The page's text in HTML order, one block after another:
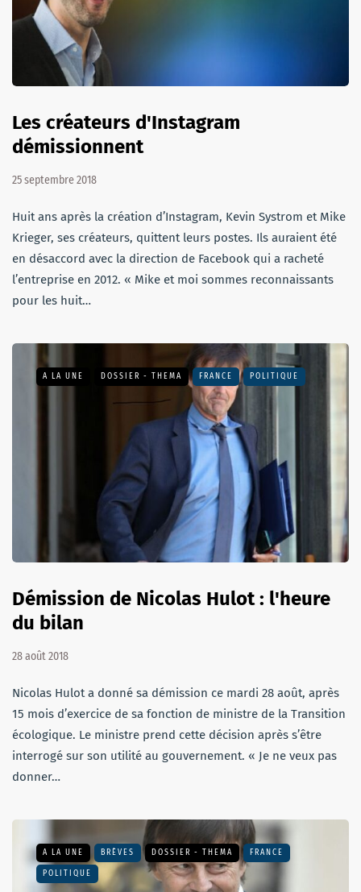
Les créateurs d'Instagram
démissionnent
25 septembre 2018
Huit ans après la création d’Instagram, Kevin Systrom et Mike
Krieger, ses créateurs, quittent leurs postes. Ils auraient été
en désaccord avec la direction de Facebook qui a racheté
l’entreprise en 2012. « Mike et moi sommes reconnaissants
pour les huit…
A LA UNE DOSSIER - THEMA FRANCE POLITIQUE
Démission de Nicolas Hulot : l'heure
du bilan
28 août 2018
Nicolas Hulot a donné sa démission ce mardi 28 août, après
15 mois d’exercice de sa fonction de ministre de la Transition
écologique. Le ministre prend cette décision après s’être
interrogé sur son utilité au gouvernement. « Je ne veux pas
donner…
A LA UNE BRÈVES DOSSIER - THEMA FRANCE
POLITIQUE